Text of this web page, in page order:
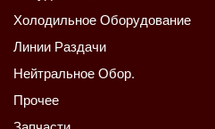
Холодильное Оборудование
Линии Раздачи
Нейтральное Обор.
Прочее